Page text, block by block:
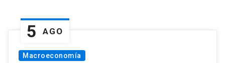
5 AGO
Macroeconomía